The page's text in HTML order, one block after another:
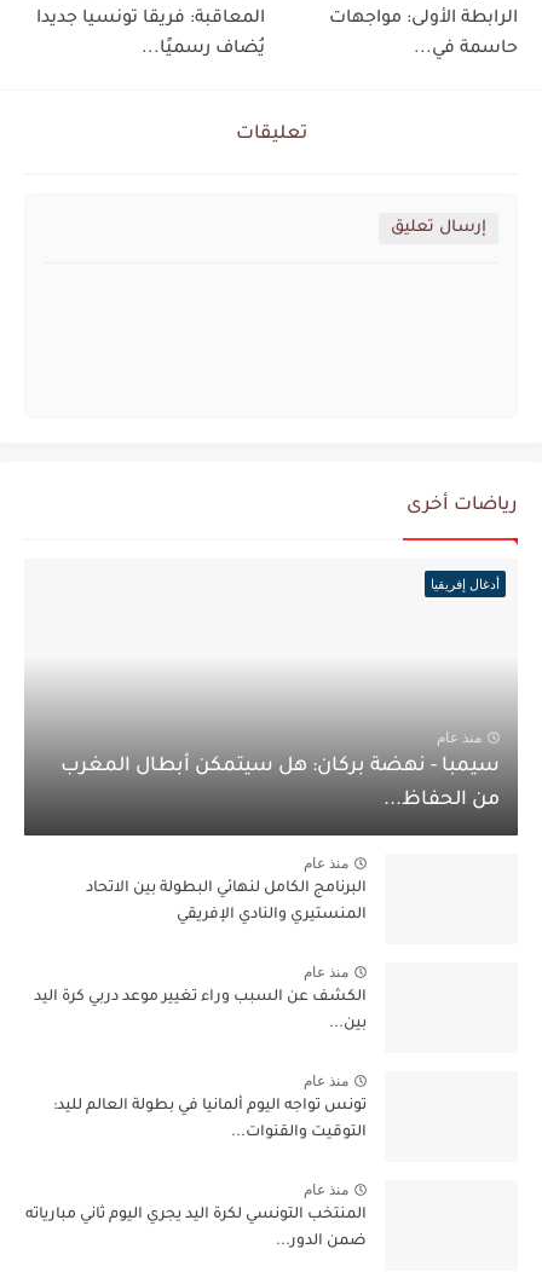
الرابطة الأولى: مواجهات
حاسمة في...
المعاقبة: فريقا تونسيا جديدا
يُضاف رسميًا...
تعليقات
إرسال تعليق
رياضات أخرى
أدغال إفريقيا
منذ عام
سيمبا - نهضة بركان: هل سيتمكن أبطال المغرب
من الحفاظ...
منذ عام
البرنامج الكامل لنهائي البطولة بين الاتحاد
المنستيري والنادي الإفريقي
منذ عام
الكشف عن السبب وراء تغيير موعد دربي كرة اليد
بين...
منذ عام
تونس تواجه اليوم ألمانيا في بطولة العالم لليد:
التوقيت والقنوات...
منذ عام
المنتخب التونسي لكرة اليد يجري اليوم ثاني مبارياته
ضمن الدور...